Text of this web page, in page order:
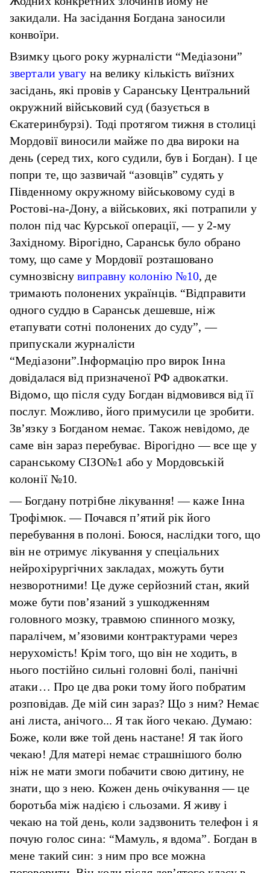
закидали. На засідання Богдана заносили
конвоїри.
Взимку цього року журналісти “Медіазони”
звертали увагу на велику кількість виїзних
засідань, які провів у Саранську Центральний
окружний військовий суд (базується в
Єкатеринбурзі). Тоді протягом тижня в столиці
Мордовії виносили майже по два вироки на
день (серед тих, кого судили, був і Богдан). І це
попри те, що зазвичай “азовців” судять у
Південному окружному військовому суді в
Ростові-на-Дону, а військових, які потрапили у
полон під час Курської операції, — у 2-му
Західному. Вірогідно, Саранськ було обрано
тому, що саме у Мордовії розташовано
сумнозвіснувиправну колонію №10, де
тримають полонених українців. “Відправити
одного суддю в Саранськ дешевше, ніж
етапувати сотні полонених до суду”, —
припускали журналісти
“Медіазони”.Інформацію про вирок Інна
довідалася від призначеної РФ адвокатки.
Відомо, що після суду Богдан відмовився від її
послуг. Можливо, його примусили це зробити.
Зв’язку з Богданом немає. Також невідомо, де
саме він зараз перебуває. Вірогідно — все ще у
саранському СІЗО№1 або у Мордовській
колонії №10.
— Богдану потрібне лікування! — каже Інна
Трофімюк. — Почався п’ятий рік його
перебування в полоні. Боюся, наслідки того, що
він не отримує лікування у спеціальних
нейрохірургічних закладах, можуть бути
незворотними! Це дуже серйозний стан, який
може бути пов’язаний з ушкодженням
головного мозку, травмою спинного мозку,
паралічем, м’язовими контрактурами через
нерухомість! Крім того, що він не ходить, в
нього постійно сильні головні болі, панічні
атаки… Про це два роки тому його побратим
розповідав. Де мій син зараз? Що з ним? Немає
ані листа, анічого... Я так його чекаю. Думаю:
Боже, коли вже той день настане! Я так його
чекаю! Для матері немає страшнішого болю
ніж не мати змоги побачити свою дитину, не
знати, що з нею. Кожен день очікування — це
боротьба між надією і сльозами. Я живу і
чекаю на той день, коли задзвонить телефон і я
почую голос сина: “Мамуль, я вдома”. Богдан в
мене такий син: з ним про все можна